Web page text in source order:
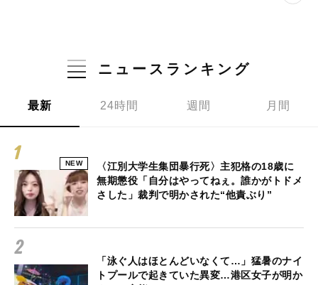
ニュースランキング
最新 24時間 週間 月間
NEW
〈江別大学生集団暴行死〉主犯格の18歳に
無期懲役「自分はやってねぇ。誰かがトドメ
さした」裁判で明かされた“他責ぶり”
「泳ぐ人はほとんどいなくて…」猛暑のナイ
トプールで起きていた異変…港区女子が明か